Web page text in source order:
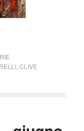
, CLIVE